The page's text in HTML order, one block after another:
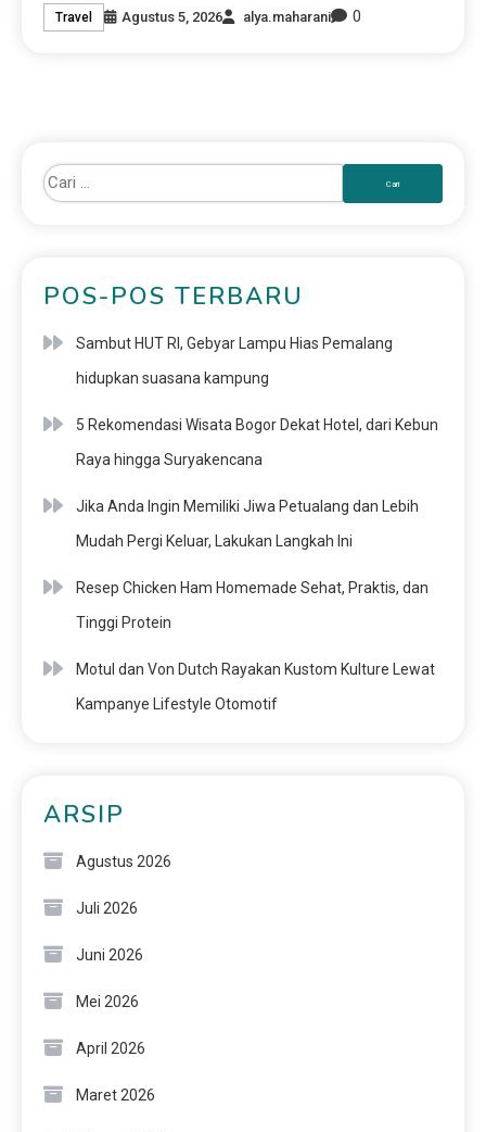
Travel Agustus 5, 2026 alya.maharani 0
POS-POS TERBARU
Sambut HUT RI, Gebyar Lampu Hias Pemalang
hidupkan suasana kampung
5 Rekomendasi Wisata Bogor Dekat Hotel, dari Kebun
Raya hingga Suryakencana
Jika Anda Ingin Memiliki Jiwa Petualang dan Lebih
Mudah Pergi Keluar, Lakukan Langkah Ini
Resep Chicken Ham Homemade Sehat, Praktis, dan
Tinggi Protein
Motul dan Von Dutch Rayakan Kustom Kulture Lewat
Kampanye Lifestyle Otomotif
ARSIP
Agustus 2026
Juli 2026
Juni 2026
Mei 2026
April 2026
Maret 2026